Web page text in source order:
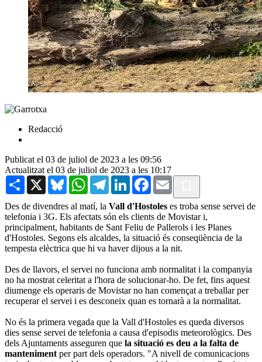
Redacció
Publicat el 03 de juliol de 2023 a les 09:56
Actualitzat el 03 de juliol de 2023 a les 10:17
Share X BlueskyWhatsAppTelegramLinkedInFacebook
Email
Des de divendres al matí, la Vall d'Hostoles es troba sense servei de
telefonia i 3G. Els afectats són els clients de Movistar i,
principalment, habitants de Sant Feliu de Pallerols i les Planes
d'Hostoles. Segons els alcaldes, la situació és conseqüència de la
tempesta elèctrica que hi va haver dijous a la nit.
Des de llavors, el servei no funciona amb normalitat i la companyia
no ha mostrat celeritat a l'hora de solucionar-ho. De fet, fins aquest
diumenge els operaris de Movistar no han començat a treballar per
recuperar el servei i es desconeix quan es tornarà a la normalitat.
No és la primera vegada que la Vall d'Hostoles es queda diversos
dies sense servei de telefonia a causa d'episodis meteorològics. Des
dels Ajuntaments asseguren que la situació es deu a la falta de
manteniment per part dels operadors. "A nivell de comunicacions